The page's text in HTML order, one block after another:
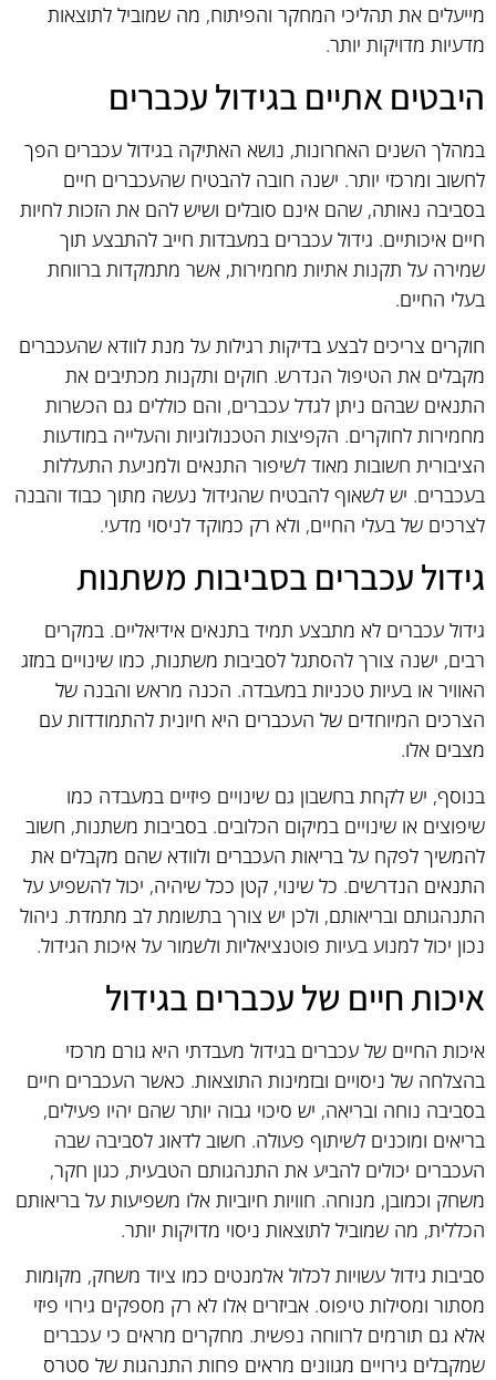
מייעלים את תהליכי המחקר והפיתוח, מה שמוביל לתוצאות
מדעיות מדויקות יותר.
היבטים אתיים בגידול עכברים
במהלך השנים האחרונות, נושא האתיקה בגידול עכברים הפך
לחשוב ומרכזי יותר. ישנה חובה להבטיח שהעכברים חיים
בסביבה נאותה, שהם אינם סובלים ושיש להם את הזכות לחיות
חיים איכותיים. גידול עכברים במעבדות חייב להתבצע תוך
שמירה על תקנות אתיות מחמירות, אשר מתמקדות ברווחת
בעלי החיים.
חוקרים צריכים לבצע בדיקות רגילות על מנת לוודא שהעכברים
מקבלים את הטיפול הנדרש. חוקים ותקנות מכתיבים את
התנאים שבהם ניתן לגדל עכברים, והם כוללים גם הכשרות
מחמירות לחוקרים. הקפיצות הטכנולוגיות והעלייה במודעות
הציבורית חשובות מאוד לשיפור התנאים ולמניעת התעללות
בעכברים. יש לשאוף להבטיח שהגידול נעשה מתוך כבוד והבנה
לצרכים של בעלי החיים, ולא רק כמוקד לניסוי מדעי.
גידול עכברים בסביבות משתנות
גידול עכברים לא מתבצע תמיד בתנאים אידיאליים. במקרים
רבים, ישנה צורך להסתגל לסביבות משתנות, כמו שינויים במזג
האוויר או בעיות טכניות במעבדה. הכנה מראש והבנה של
הצרכים המיוחדים של העכברים היא חיונית להתמודדות עם
מצבים אלו.
בנוסף, יש לקחת בחשבון גם שינויים פיזיים במעבדה כמו
שיפוצים או שינויים במיקום הכלובים. בסביבות משתנות, חשוב
להמשיך לפקח על בריאות העכברים ולוודא שהם מקבלים את
התנאים הנדרשים. כל שינוי, קטן ככל שיהיה, יכול להשפיע על
התנהגותם ובריאותם, ולכן יש צורך בתשומת לב מתמדת. ניהול
נכון יכול למנוע בעיות פוטנציאליות ולשמור על איכות הגידול.
איכות חיים של עכברים בגידול
איכות החיים של עכברים בגידול מעבדתי היא גורם מרכזי
בהצלחה של ניסויים ובזמינות התוצאות. כאשר העכברים חיים
בסביבה נוחה ובריאה, יש סיכוי גבוה יותר שהם יהיו פעילים,
בריאים ומוכנים לשיתוף פעולה. חשוב לדאוג לסביבה שבה
העכברים יכולים להביע את התנהגותם הטבעית, כגון חקר,
משחק וכמובן, מנוחה. חוויות חיוביות אלו משפיעות על בריאותם
הכללית, מה שמוביל לתוצאות ניסוי מדויקות יותר.
סביבות גידול עשויות לכלול אלמנטים כמו ציוד משחק, מקומות
מסתור ומסילות טיפוס. אביזרים אלו לא רק מספקים גירוי פיזי
אלא גם תורמים לרווחה נפשית. מחקרים מראים כי עכברים
שמקבלים גירויים מגוונים מראים פחות התנהגות של סטרס